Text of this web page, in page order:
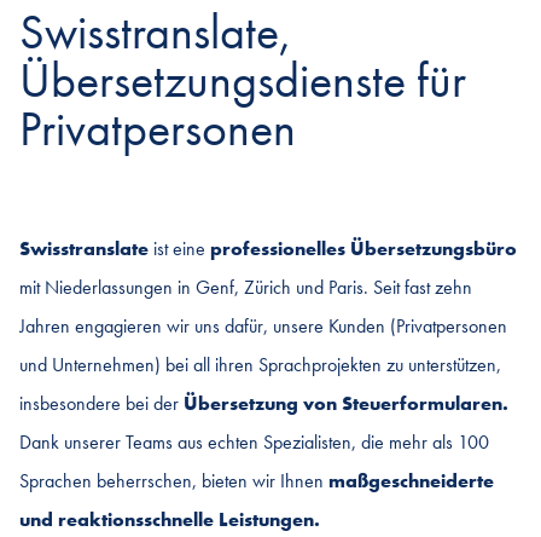
Swisstranslate,
Übersetzungsdienste für
Privatpersonen
Swisstranslate ist eine professionelles Übersetzungsbüro
mit Niederlassungen in Genf, Zürich und Paris. Seit fast zehn
Jahren engagieren wir uns dafür, unsere Kunden (Privatpersonen
und Unternehmen) bei all ihren Sprachprojekten zu unterstützen,
insbesondere bei der Übersetzung von Steuerformularen.
Dank unserer Teams aus echten Spezialisten, die mehr als 100
Sprachen beherrschen, bieten wir Ihnen maßgeschneiderte
und reaktionsschnelle Leistungen.